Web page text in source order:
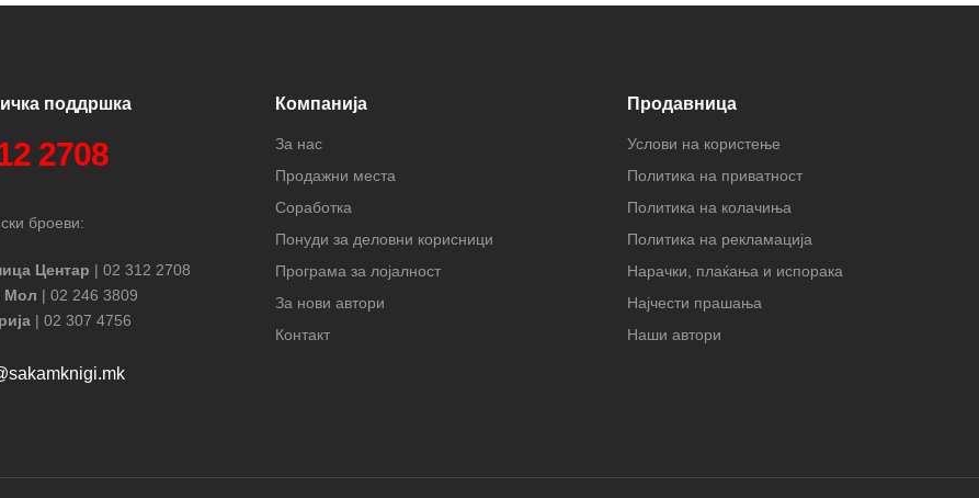
поддршка
2708
броеви:
Центар | 02 312 2708
Мол | 02 246 3809
| 02 307 4756
Компанија
За нас
Продажни места
Соработка
Понуди за деловни корисници
Програма за лојалност
За нови автори
Контакт
Продавница
Услови на користење
Политика на приватност
Политика на колачиња
Политика на рекламација
Нарачки, плаќања и испорака
Најчести прашања
Наши автори